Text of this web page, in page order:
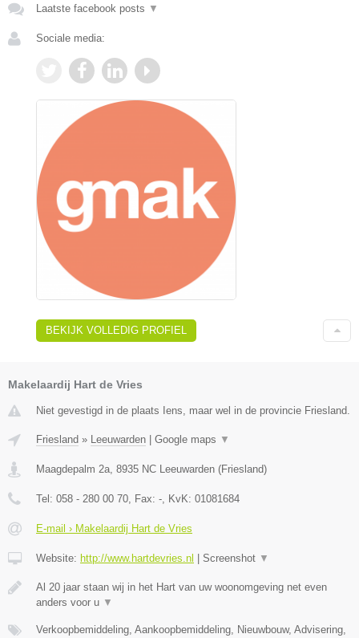
Laatste facebook posts ▼
Sociale media:
BEKIJK VOLLEDIG PROFIEL
Makelaardij Hart de Vries
Niet gevestigd in de plaats Iens, maar wel in de provincie Friesland.
Friesland » Leeuwarden Google maps ▼
Maagdepalm 2a, 8935 NC Leeuwarden (Friesland)
Tel: 058 - 280 00 70, Fax: -, KvK: 01081684
E-mail › Makelaardij Hart de Vries
Website: http://www.hartdevries.nl Screenshot ▼
Al 20 jaar staan wij in het Hart van uw woonomgeving net even
anders voor u ▼
Verkoopbemiddeling, Aankoopbemiddeling, Nieuwbouw, Advisering,